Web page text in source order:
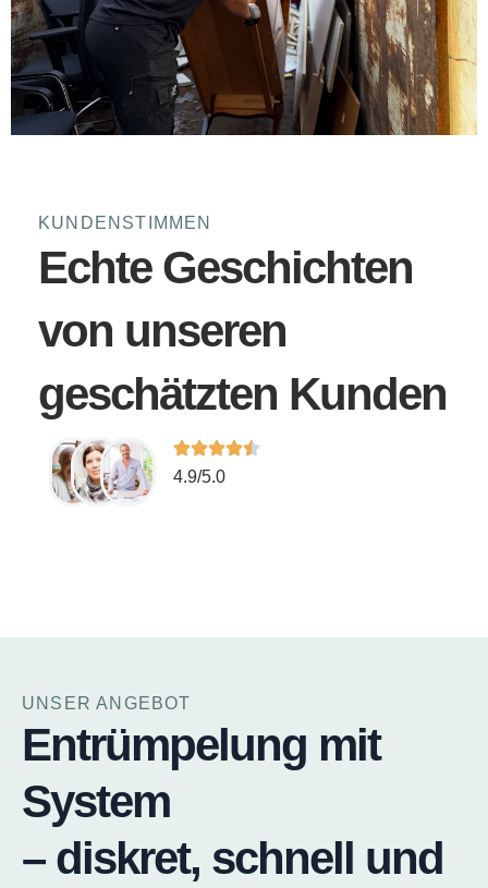
KUNDENSTIMMEN
Echte Geschichten
von unseren
geschätzten Kunden
4.9/5.0
UNSER ANGEBOT
Entrüm­pelung mit
System
– diskret, schnell und